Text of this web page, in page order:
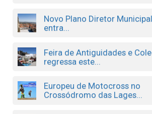
Novo Plano Diretor
entra...
Feira de Antiguidades e
regressa este...
Europeu de Motocross no
Crossódromo das Lages...